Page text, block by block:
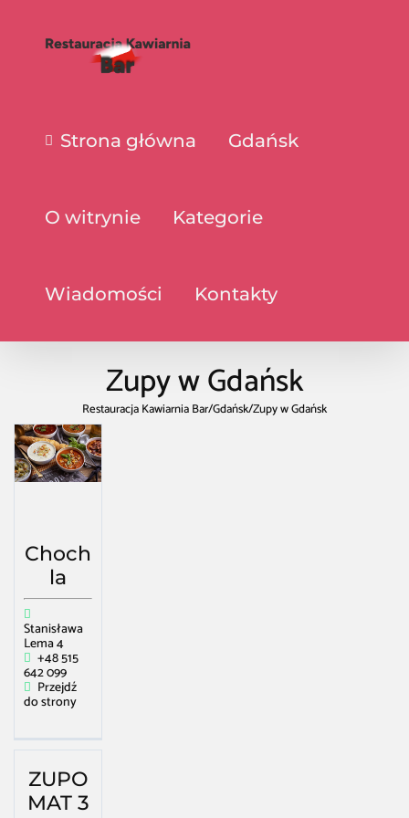
Strona główna Gdańsk
O witrynie Kategorie
Wiadomości Kontakty
Zupy w Gdańsk
Restauracja Kawiarnia Bar/Gdańsk/Zupy w Gdańsk
Choch
la
Stanisława
Lema 4
+48 515
642 099
Przejdź
do strony
ZUPO
MAT 3